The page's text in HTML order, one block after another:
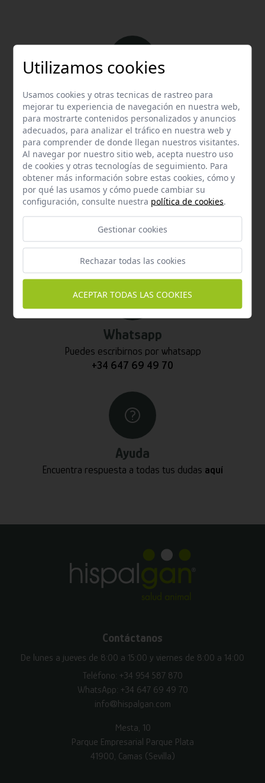
Email
Contacta con nosotros vía email
info@hispalgan.com
Contacta con nosotros a través del teléfono
Whatsapp
Puedes escribirnos por whatsapp
+34 647 69 49 70
Ayuda
Encuentra respuesta a todas tus dudas aquí
Contáctanos
De lunes a jueves de 8:00 a 15:00 y viernes de 8:00 a 14:00
Teléfono: +34 954 587 870
WhatsApp: +34 647 69 49 70
info@hispalgan.com
Mesta, 10
Parque Empresarial Parque Plata
41900, Camas (Sevilla)
Utilizamos cookies
Usamos cookies y otras tecnicas de rastreo para
mejorar tu experiencia de navegación en nuestra web,
para mostrarte contenidos personalizados y anuncios
adecuados, para analizar el tráfico en nuestra web y
para comprender de donde llegan nuestros visitantes.
Al navegar por nuestro sitio web, acepta nuestro uso
de cookies y otras tecnologías de seguimiento. Para
obtener más información sobre estas cookies, cómo y
por qué las usamos y cómo puede cambiar su
configuración, consulte nuestra política de cookies.
Gestionar cookies
Rechazar todas las cookies
ACEPTAR TODAS LAS COOKIES